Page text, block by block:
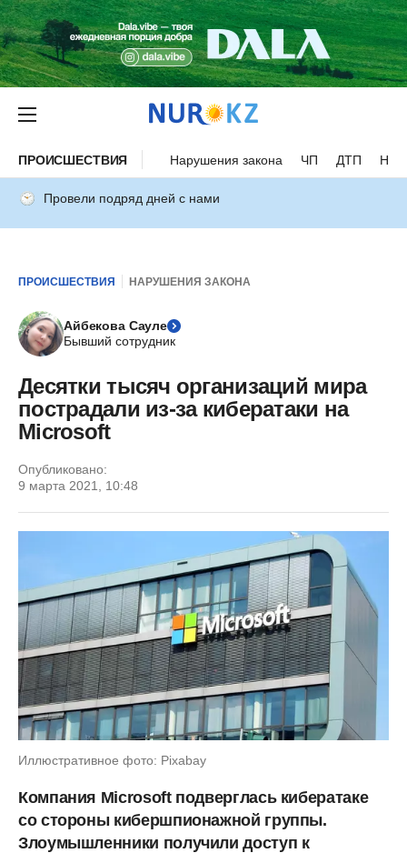
ПРОИСШЕСТВИЯ Нарушения закона ЧП ДТП
Провели подряд дней с нами
ПРОИСШЕСТВИЯ НАРУШЕНИЯ ЗАКОНА
Айбекова Сауле
Бывший сотрудник
Десятки тысяч организаций мира
пострадали из-за кибератаки на
Microsoft
Опубликовано:
9 марта 2021, 10:48
Иллюстративное фото: Pixabay
Компания Microsoft подверглась кибератаке
со стороны кибершпионажной группы.
Злоумышленники получили доступ к